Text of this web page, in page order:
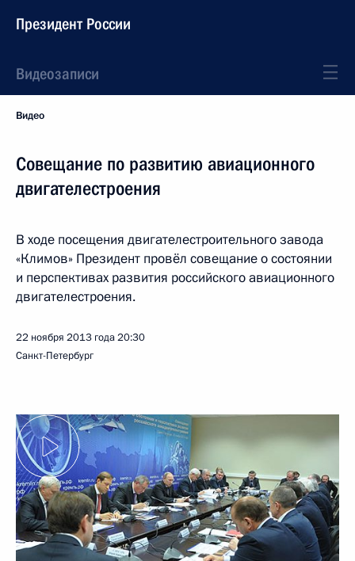
Президент России
Видеозаписи
Видео
Совещание по развитию авиационного
двигателестроения
В ходе посещения двигателестроительного завода
«Климов» Президент провёл совещание о состоянии
и перспективах развития российского авиационного
двигателестроения.
22 ноября 2013 года20:30
Санкт-Петербург